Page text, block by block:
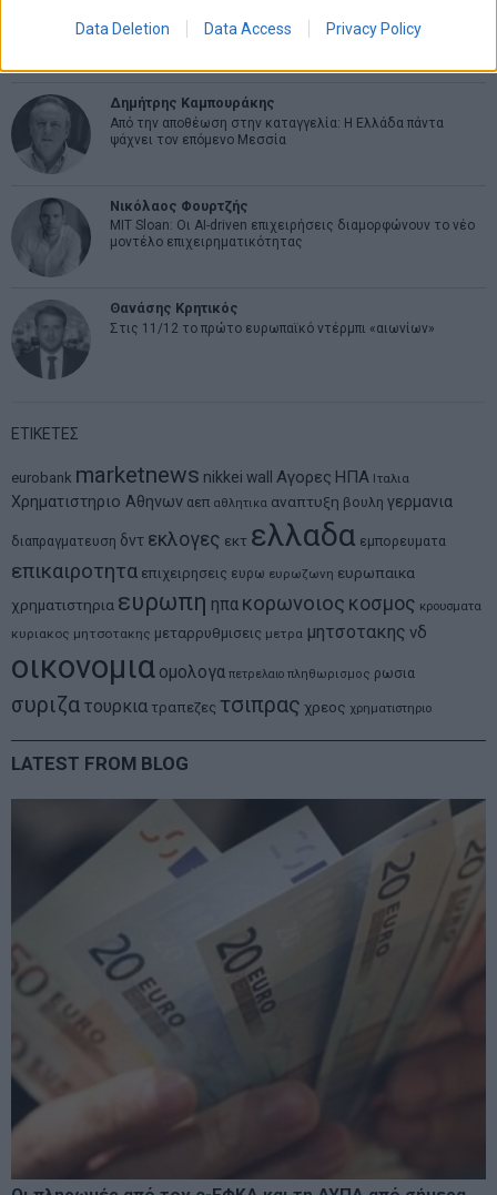
Data Deletion Data Access Privacy Policy
Η βία κατά των ζώων δεν αντέχει βολικές ερμηνείες
Δημήτρης Καμπουράκης
Από την αποθέωση στην καταγγελία: Η Ελλάδα πάντα
ψάχνει τον επόμενο Μεσσία
Νικόλαος Φουρτζής
MIT Sloan: Οι AI-driven επιχειρήσεις διαμορφώνουν το νέο
μοντέλο επιχειρηματικότητας
Θανάσης Κρητικός
Στις 11/12 το πρώτο ευρωπαϊκό ντέρμπι «αιωνίων»
ΕΤΙΚΕΤΕΣ
eurobank marketnews nikkei wall Αγορες ΗΠΑ Ιταλια
Χρηματιστηριο Αθηνων αεπ αθλητικα αναπτυξη βουλη γερμανια
διαπραγματευση δντ εκλογες εκτ ελλαδα εμπορευματα
επικαιροτητα επιχειρησεις ευρω ευρωζωνη ευρωπαικα
χρηματιστηρια ευρωπη ηπα κορωνοιος κοσμος κρουσματα
κυριακος μητσοτακης μεταρρυθμισεις μετρα μητσοτακης νδ
οικονομια ομολογα πετρελαιο πληθωρισμος ρωσια
συριζα τουρκια τραπεζες τσιπρας χρεος χρηματιστηριο
LATEST FROM BLOG